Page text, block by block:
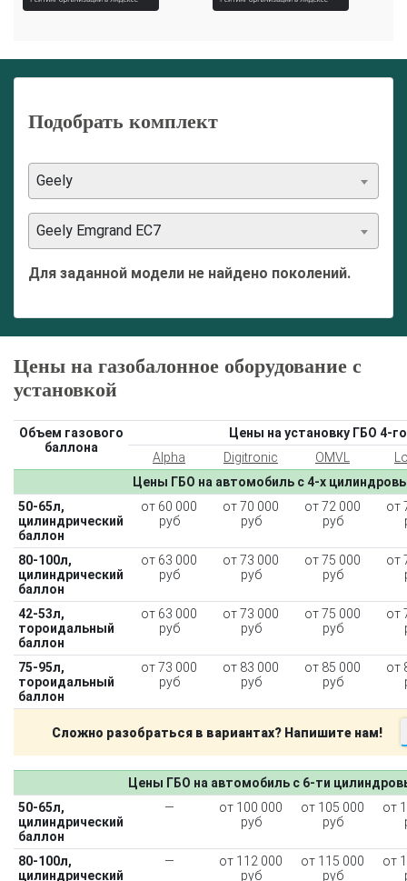
Подобрать комплект
Geely
Geely Emgrand EC7
Для заданной модели не найдено поколений.
Цены на газобалонное оборудование с
установкой
Объем газового
баллона
Цены на установку ГБО 4-
Alpha
Digitronic OMVL
Цены ГБО на автомобиль с 4-х
50-65л,
цилиндрический
баллон
от 60 000
руб
от 70 000
руб
от 72 000
руб
от
80-100л,
цилиндрический
баллон
от 63 000
руб
от 73 000
руб
от 75 000
руб
от
42-53л,
тороидальный
баллон
от 63 000
руб
от 73 000
руб
от 75 000
руб
от
75-95л,
тороидальный
баллон
от 73 000
руб
от 83 000
руб
от 85 000
руб
от
Сложно разобраться в вариантах? Напишите нам!
Цены ГБО на автомобиль с 6-ти
50-65л,
цилиндрический
баллон
—
от 100 000
руб
от 105 000
руб
от
80-100л,
цилиндрический
—
от 112 000
руб
от 115 000
руб
от